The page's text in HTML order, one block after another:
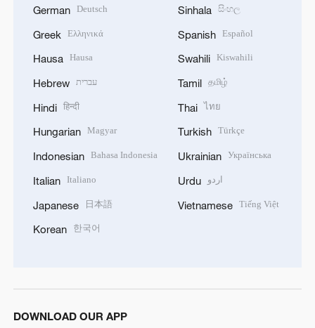
German Deutsch
Greek Ελληνικά
Hausa Hausa
Hebrew עברית
Hindi हिन्दी
Hungarian Magyar
Indonesian Bahasa Indonesia
Italian Italiano
Japanese 日本語
Korean 한국어
Sinhala සිංහල
Spanish Español
Swahili Kiswahili
Tamil தமிழ்
Thai ไทย
Turkish Türkçe
Ukrainian Українська
Urdu اردو
Vietnamese Tiếng Việt
DOWNLOAD OUR APP